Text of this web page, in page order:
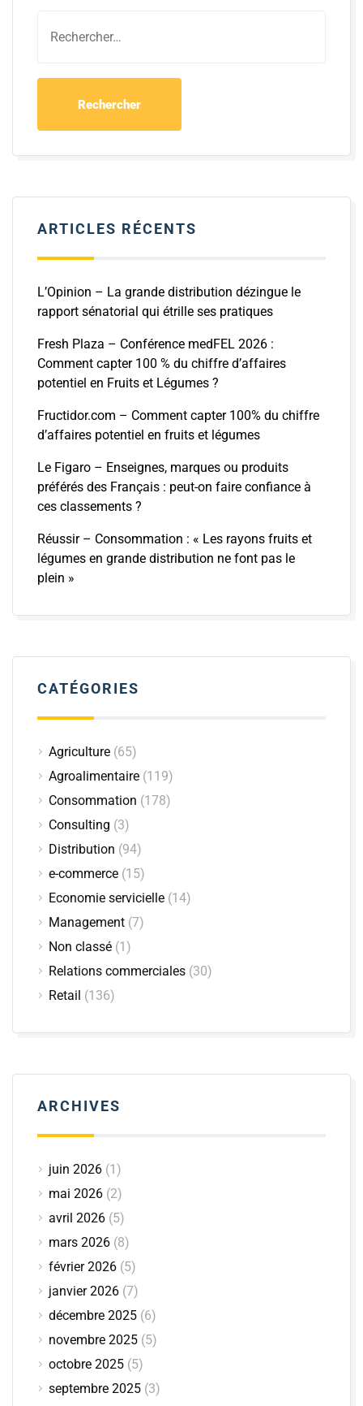
ARTICLES RÉCENTS
L’Opinion – La grande distribution dézingue le
rapport sénatorial qui étrille ses pratiques
Fresh Plaza – Conférence medFEL 2026 :
Comment capter 100 % du chiffre d’affaires
potentiel en Fruits et Légumes ?
Fructidor.com – Comment capter 100% du chiffre
d’affaires potentiel en fruits et légumes
Le Figaro – Enseignes, marques ou produits
préférés des Français : peut-on faire confiance à
ces classements ?
Réussir – Consommation : « Les rayons fruits et
légumes en grande distribution ne font pas le
plein »
CATÉGORIES
Agriculture (65)
Agroalimentaire (119)
Consommation (178)
Consulting (3)
Distribution (94)
e-commerce (15)
Economie servicielle (14)
Management (7)
Non classé (1)
Relations commerciales (30)
Retail (136)
ARCHIVES
juin 2026 (1)
mai 2026 (2)
avril 2026 (5)
mars 2026 (8)
février 2026 (5)
janvier 2026 (7)
décembre 2025 (6)
novembre 2025 (5)
octobre 2025 (5)
septembre 2025 (3)